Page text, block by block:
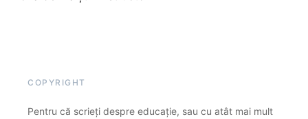
COPYRIGHT
Pentru că scrieți despre educație, sau cu atât mai mult